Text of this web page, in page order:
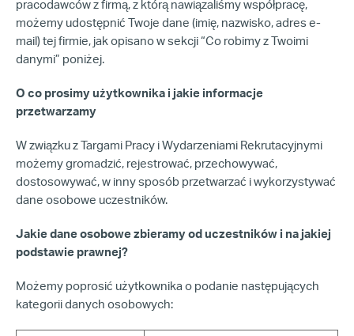
pracodawców z firmą, z którą nawiązaliśmy współpracę,
możemy udostępnić Twoje dane (imię, nazwisko, adres e-
mail) tej firmie, jak opisano w sekcji “Co robimy z Twoimi
danymi” poniżej.
O co prosimy użytkownika i jakie informacje
przetwarzamy
W związku z Targami Pracy i Wydarzeniami Rekrutacyjnymi
możemy gromadzić, rejestrować, przechowywać,
dostosowywać, w inny sposób przetwarzać i wykorzystywać
dane osobowe uczestników.
Jakie dane osobowe zbieramy od uczestników i na jakiej
podstawie prawnej?
Możemy poprosić użytkownika o podanie następujących
kategorii danych osobowych: